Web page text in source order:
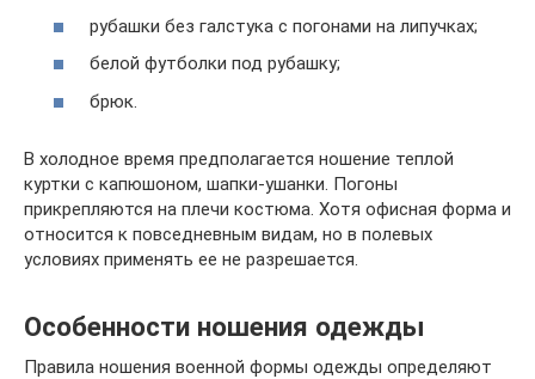
рубашки без галстука с погонами на липучках;
белой футболки под рубашку;
брюк.
В холодное время предполагается ношение теплой
куртки с капюшоном, шапки-ушанки. Погоны
прикрепляются на плечи костюма. Хотя офисная форма и
относится к повседневным видам, но в полевых
условиях применять ее не разрешается.
Особенности ношения одежды
Правила ношения военной формы одежды определяют